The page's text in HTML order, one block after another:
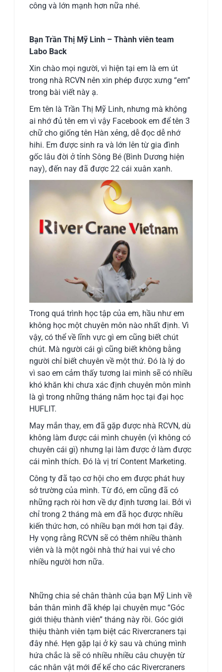
công và lớn mạnh hơn nữa nhé.
Bạn Trần Thị Mỹ Linh – Thành viên team
Labo Back
Xin chào mọi người, vì hiện tại em là em út
trong nhà RCVN nên xin phép được xưng “em”
trong bài viết này ạ.
Em tên là Trần Thị Mỹ Linh, nhưng mà không
ai nhớ đủ tên em vì vậy Facebook em để tên 3
chữ cho giống tên Hàn xẻng, dễ đọc dễ nhớ
hihi. Em được sinh ra và lớn lên từ gia đình
gốc lâu đời ở tỉnh Sông Bé (Bình Dương hiện
nay), đến nay đã được 22 cái xuân xanh.
Trong quá trình học tập của em, hầu như em
không học một chuyên môn nào nhất định. Vì
vậy, có thể về lĩnh vực gì em cũng biết chút
chút. Mà người cái gì cũng biết không bằng
người chỉ biết chuyên về một thứ. Đó là lý do
vì sao em cảm thấy tương lai mình sẽ có nhiều
khó khăn khi chưa xác định chuyên môn mình
là gì trong những tháng năm học tại đại học
HUFLIT.
May mắn thay, em đã gặp được nhà RCVN, dù
không làm được cái mình chuyên (vì không có
chuyên cái gì) nhưng lại làm được ở làm được
cái mình thích. Đó là vị trí Content Marketing.
Công ty đã tạo cơ hội cho em được phát huy
sở trường của mình. Từ đó, em cũng đã có
những rạch ròi hơn về dự định tương lai. Bởi vì
chỉ trong 2 tháng mà em đã học được nhiều
kiến thức hơn, có nhiều bạn mới hơn tại đây.
Hy vọng rằng RCVN sẽ có thêm nhiều thành
viên và là một ngôi nhà thứ hai vui vẻ cho
nhiều người hơn nữa.
Những chia sẻ chân thành của bạn Mỹ Linh về
bản thân mình đã khép lại chuyên mục “Góc
giới thiệu thành viên” tháng này rồi. Góc giới
thiệu thành viên tạm biệt các Rivercraners tại
đây nhé. Hẹn gặp lại ở kỳ sau và chúng mình
hứa chắc là sẽ có nhiều nhiều câu chuyện từ
các nhân vật mới để kể cho các Rivercraners